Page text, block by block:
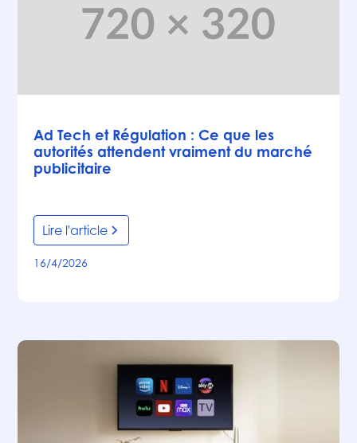
Ad Tech et Régulation : Ce que les
autorités attendent vraiment du marché
publicitaire
Lire l'article
16/4/2026